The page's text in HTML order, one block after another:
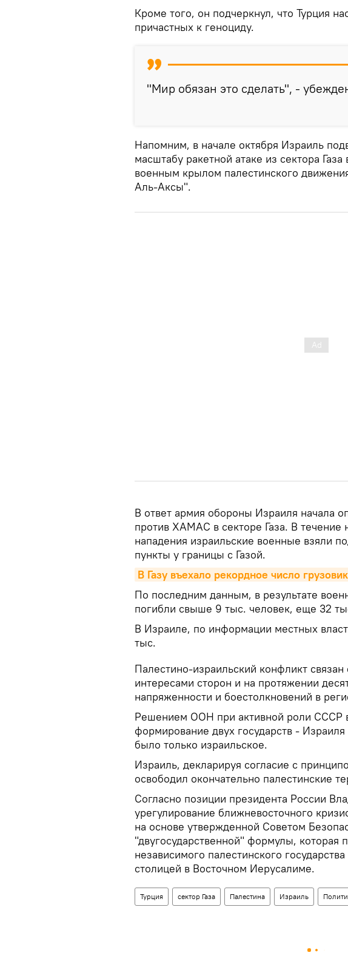
Кроме того, он подчеркнул, что Турция
причастных к геноциду.
"Мир обязан это сделать", -
Напомним, в начале октября Израиль
масштабу ракетной атаке из сектора
военным крылом палестинского
Аль-Аксы".
В ответ армия обороны Израиля начала
против ХАМАС в секторе Газа. В течение
нападения израильские военные взяли
пункты у границы с Газой.
В Газу въехало рекордное число
По последним данным, в результате
погибли свыше 9 тыс. человек, еще 32
В Израиле, по информации местных
тыс.
Палестино-израильский конфликт
интересами сторон и на протяжении
напряженности и боестолкновений в
Решением ООН при активной роли СССР
формирование двух государств -
было только израильское.
Израиль, декларируя согласие с
освободил окончательно палестинские
Согласно позиции президента России
урегулирование ближневосточного
на основе утвержденной Советом
"двугосударственной" формулы, которая
независимого палестинского
столицей в Восточном Иерусалиме.
Турция сектор Газа Палестина Израиль